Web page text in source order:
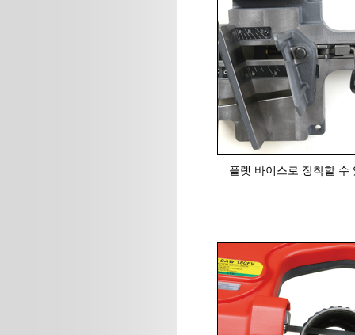
플랫 바이스로 장착할 수